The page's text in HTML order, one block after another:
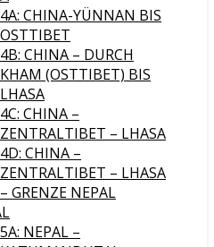
4A: CHINA-YÜNNAN BIS
OSTTIBET
4B: CHINA – DURCH
KHAM (OSTTIBET) BIS
LHASA
4C: CHINA –
ZENTRALTIBET – LHASA
4D: CHINA –
ZENTRALTIBET – LHASA
– GRENZE NEPAL
5A: NEPAL –